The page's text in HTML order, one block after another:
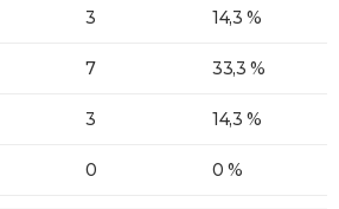
3 14,3 %
7 33,3 %
3 14,3 %
0 0 %